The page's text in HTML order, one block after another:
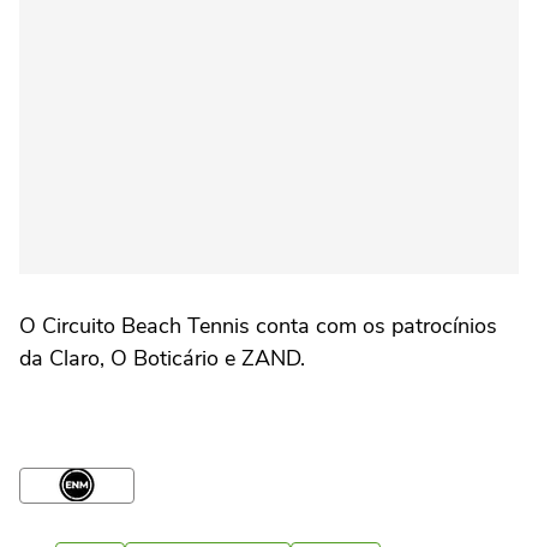
O Circuito Beach Tennis conta com os patrocínios
da Claro, O Boticário e ZAND.